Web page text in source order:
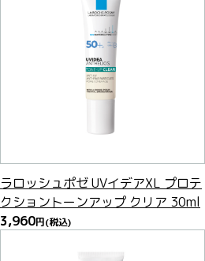
ラロッシュポゼ UVイデアXL プロテ
クショントーンアップ クリア 30ml
3,960円(税込)